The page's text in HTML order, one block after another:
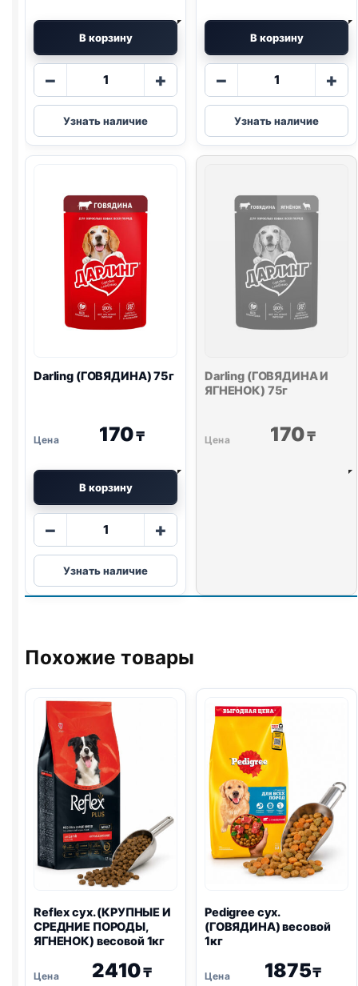
В корзину
−
Количество
Darling
(ЯГНЕНОК)
75г
+
Узнать наличие
В корзину
−
Количество
Darling
(ТЕЛЯТИНА)
75г
+
Узнать наличие
Darling (ГОВЯДИНА) 75г
170₸
В корзину
−
Количество
Darling
(ГОВЯДИНА)
75г
+
Узнать наличие
Darling (ГОВЯДИНА И
ЯГНЕНОК) 75г
170₸
Похожие товары
Reflex сух. (КРУПНЫЕ И
СРЕДНИЕ ПОРОДЫ,
ЯГНЕНОК) весовой 1кг
2410₸
Pedigree сух.
(ГОВЯДИНА) весовой
1кг
1875₸